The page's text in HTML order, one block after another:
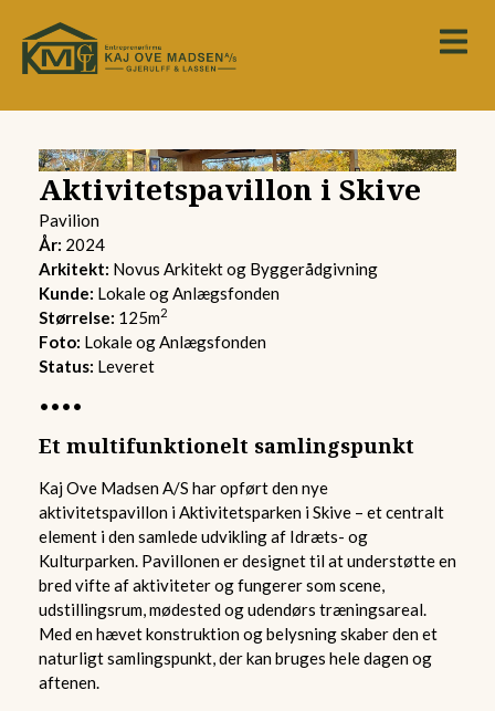
Aktivitetspavillon i Skive
Pavilion
År: 2024
Arkitekt: Novus Arkitekt og Byggerådgivning
Kunde: Lokale og Anlægsfonden
Størrelse: 125m2
Foto: Lokale og Anlægsfonden
Status: Leveret
••••
Et multifunktionelt samlingspunkt
Kaj Ove Madsen A/S har opført den nye
aktivitetspavillon i Aktivitetsparken i Skive – et centralt
element i den samlede udvikling af Idræts- og
Kulturparken. Pavillonen er designet til at understøtte en
bred vifte af aktiviteter og fungerer som scene,
udstillingsrum, mødested og udendørs træningsareal.
Med en hævet konstruktion og belysning skaber den et
naturligt samlingspunkt, der kan bruges hele dagen og
aftenen.